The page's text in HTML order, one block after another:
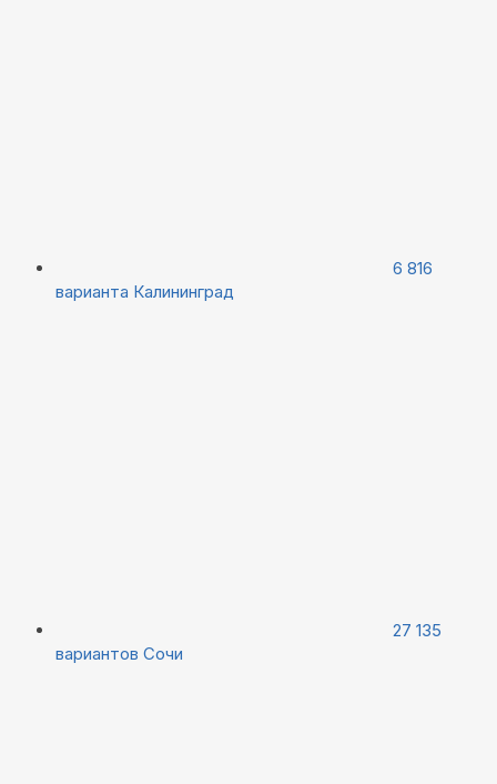
6 816
варианта Калининград
27 135
вариантов Сочи